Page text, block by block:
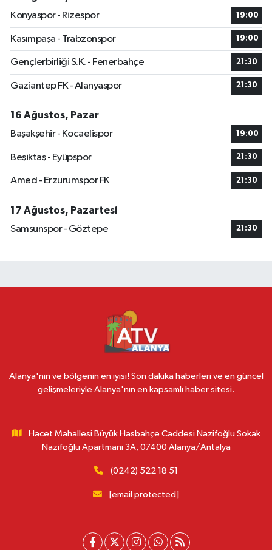
Konyaspor - Rizespor
19:00
Kasımpaşa - Trabzonspor 19:00
Gençlerbirliği S.K. - Fenerbahçe 21:30
Gaziantep FK - Alanyaspor 21:30
16 Ağustos, Pazar
Başakşehir - Kocaelispor
19:00
Beşiktaş - Eyüpspor 21:30
Amed - Erzurumspor FK 21:30
17 Ağustos, Pazartesi
Samsunspor - Göztepe
21:30
Alanya'nın ve bölgenin en iyisi! Son dakika haberleri ve en güncel
gelişmeleriyle Alanya'nın en kapsamlı haber sitesi.
Hacet Mahallesi Büyük Hasbahçe Caddesi Nazifoğlu Sokak
Nazifoğlu Apartmanı 3A, 07400 Alanya/Antalya
(0242) 522 18 51
[email protected]